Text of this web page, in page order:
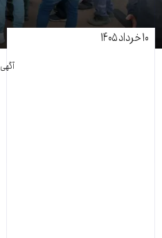
۱۰ خرداد ۱۴۰۵
آگهی